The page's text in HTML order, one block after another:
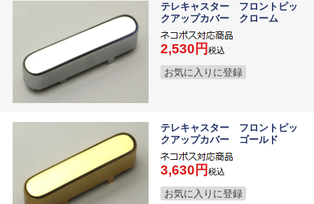
テレキャスター フロントピッ
クアップカバー クローム
2,530 税込
お気に入りに登録
テレキャスター フロントピッ
クアップカバー ゴールド
3,630 税込
お気に入りに登録